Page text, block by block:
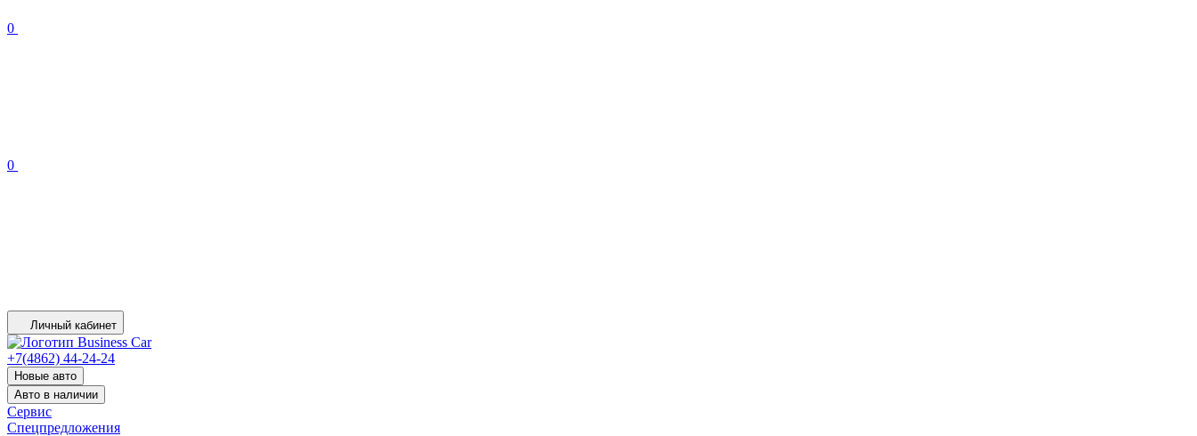
0
0
Личный кабинет
+7(4862) 44-24-24
Новые авто
Авто в наличии
Сервис
Спецпредложения